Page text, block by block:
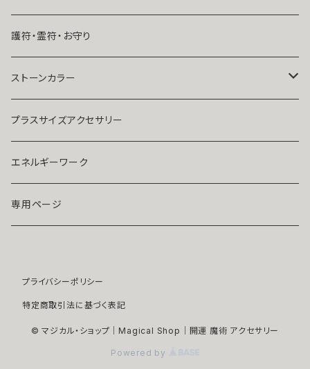
結婚したい
人気運・モテる
リング
イヤリング・ピアス
ストラップ・キーホルダー
マスクピアス
ブローチ
開運アイテム
浄化アイテム
K１４
Ｋ１８
プラチナ
ダイヤモンド
モアサナイト
パール
護符・霊符・お守り
ストーンカラー
クリア
ブルー
レッド
ピンク
イエロー
プラスサイズアクセサリー
エネルギーワーク
専用ページ
プライバシーポリシー
特定商取引法に基づく表記
© マジカル・ショップ｜Magical Shop｜開運 魔術 アクセサリー
Powered by